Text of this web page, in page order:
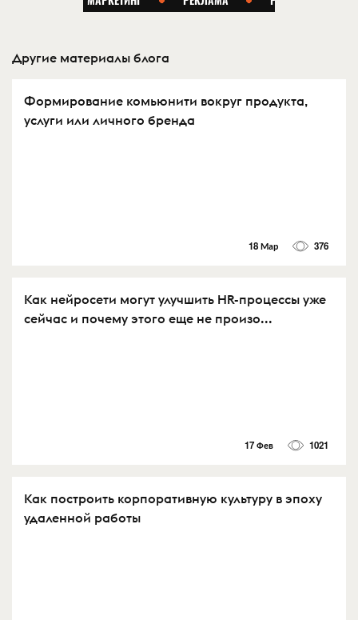
Другие материалы блога
Формирование комьюнити вокруг продукта,
услуги или личного бренда
18 Мар 376
Как нейросети могут улучшить HR-процессы уже
сейчас и почему этого еще не произо...
17 Фев 1021
Как построить корпоративную культуру в эпоху
удаленной работы